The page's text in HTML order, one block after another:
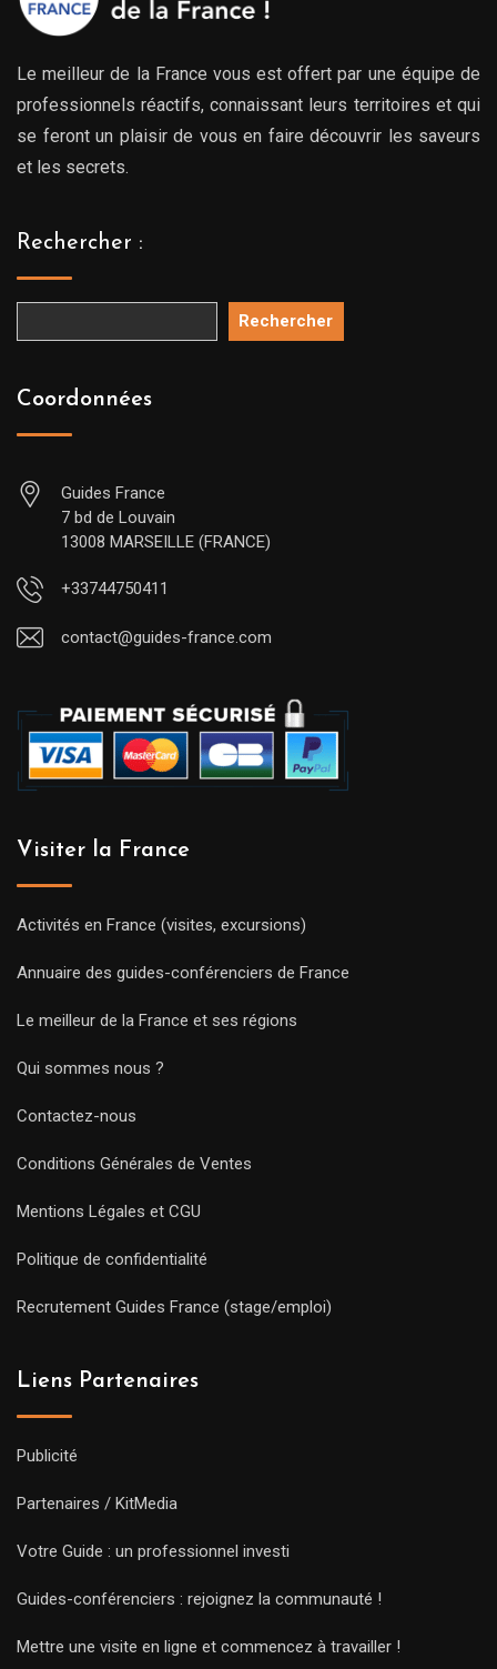
Le meilleur de la France vous est offert par une équipe de
professionnels réactifs, connaissant leurs territoires et qui
se feront un plaisir de vous en faire découvrir les saveurs
et les secrets.
Rechercher :
Rechercher
Coordonnées
Guides France
7 bd de Louvain
13008 MARSEILLE (FRANCE)
+33744750411
contact@guides-france.com
Visiter la France
Activités en France (visites, excursions)
Annuaire des guides-conférenciers de France
Le meilleur de la France et ses régions
Qui sommes nous ?
Contactez-nous
Conditions Générales de Ventes
Mentions Légales et CGU
Politique de confidentialité
Recrutement Guides France (stage/emploi)
Liens Partenaires
Publicité
Partenaires / KitMedia
Votre Guide : un professionnel investi
Guides-conférenciers : rejoignez la communauté !
Mettre une visite en ligne et commencez à travailler !